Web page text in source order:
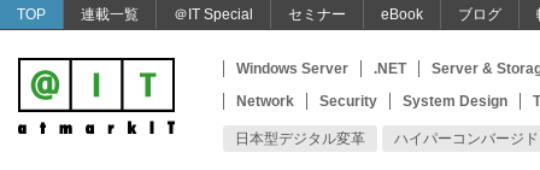
TOP 連載一覧 ＠IT Special セミナー eBook ブログ
Windows Server .NET
Server &
Network
Security System Design
日本型デジタル変革 ハイパーコンバージド